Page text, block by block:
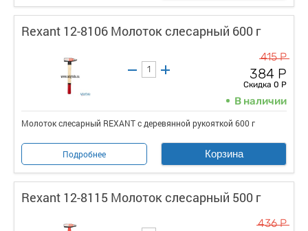
Rexant 12-8106 Молоток слесарный 600 г
415 Р
384 Р
Скидка 0 Р
В наличии
Молоток слесарный REXANT с деревянной рукояткой 600 г
Подробнее Корзина
Rexant 12-8115 Молоток слесарный 500 г
436 Р